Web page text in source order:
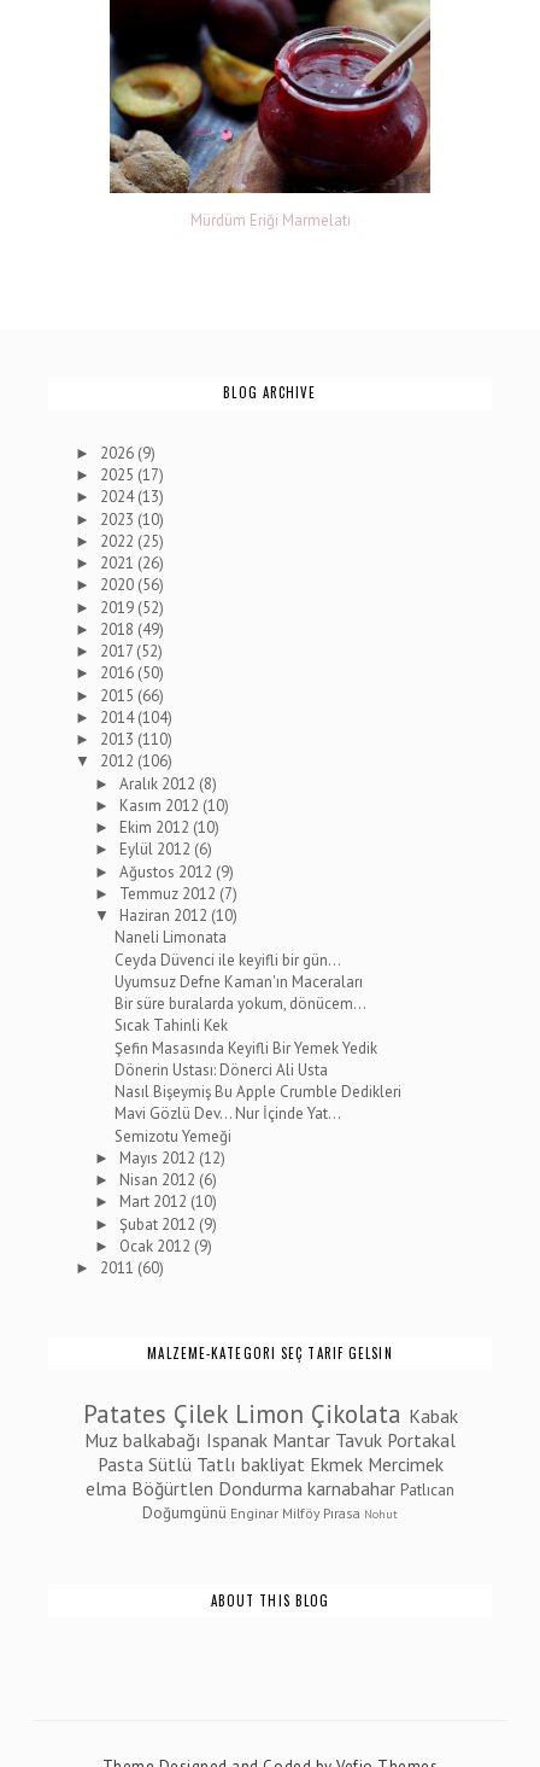
Mürdüm Eriği Marmelatı
BLOG ARCHIVE
► 2026 (9)
► 2025 (17)
► 2024(13)
► 2023 (10)
► 2022 (25)
► 2021 (26)
► 2020 (56)
► 2019 (52)
► 2018 (49)
► 2017 (52)
► 2016 (50)
► 2015 (66)
► 2014(104)
► 2013 (110)
▼ 2012 (106)
►Aralık 2012 (8)
► Kasım 2012 (10)
► Ekim 2012 (10)
► Eylül 2012 (6)
►Ağustos 2012 (9)
► Temmuz 2012 (7)
▼ Haziran 2012 (10)
Naneli Limonata
Ceyda Düvenci ile keyifli bir gün...
Uyumsuz Defne Kaman'ın Maceraları
Bir süre buralarda yokum, dönücem...
Sıcak Tahinli Kek
Şefin Masasında Keyifli Bir Yemek Yedik
Dönerin Ustası: Dönerci Ali Usta
Nasıl Bişeymiş Bu Apple Crumble Dedikleri
Mavi Gözlü Dev... Nur İçinde Yat...
Semizotu Yemeği
► Mayıs 2012 (12)
► Nisan 2012 (6)
► Mart 2012 (10)
► Şubat 2012 (9)
► Ocak 2012 (9)
► 2011 (60)
MALZEME-KATEGORI SEÇ TARIF GELSIN
Patates Çilek Limon Çikolata Kabak
Muz balkabağı Ispanak Mantar Tavuk Portakal
Pasta Sütlü Tatlı bakliyat Ekmek Mercimek
elma Böğürtlen Dondurma karnabahar Patlıcan
Doğumgünü Enginar Milföy Pırasa Nohut
ABOUT THIS BLOG